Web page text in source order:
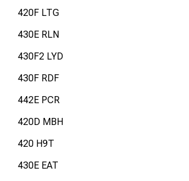
420F LTG
430E RLN
430F2 LYD
430F RDF
442E PCR
420D MBH
420 H9T
430E EAT